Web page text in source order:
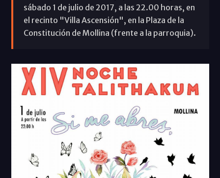
sábado 1 de julio de 2017, a las 22.00 horas, en
el recinto "Villa Ascensión", en la Plaza de la
Constitución de Mollina (frente a la parroquia).